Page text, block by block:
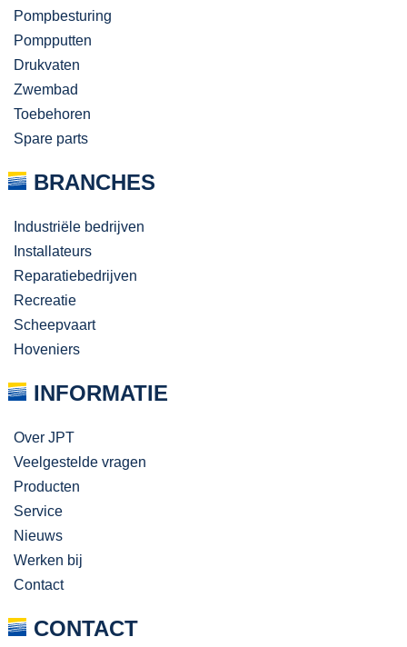
Pompbesturing
Pompputten
Drukvaten
Zwembad
Toebehoren
Spare parts
BRANCHES
Industriële bedrijven
Installateurs
Reparatiebedrijven
Recreatie
Scheepvaart
Hoveniers
INFORMATIE
Over JPT
Veelgestelde vragen
Producten
Service
Nieuws
Werken bij
Contact
CONTACT